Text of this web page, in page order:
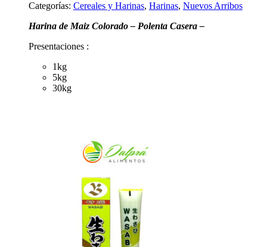
Categorías: Cereales y Harinas, Harinas, Nuevos Arribos
Harina de Maiz Colorado – Polenta Casera –
Presentaciones :
1kg
5kg
30kg